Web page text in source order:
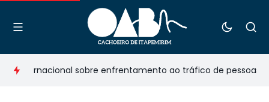
Internacional sobre enfrentamento ao tráfico de pessoas